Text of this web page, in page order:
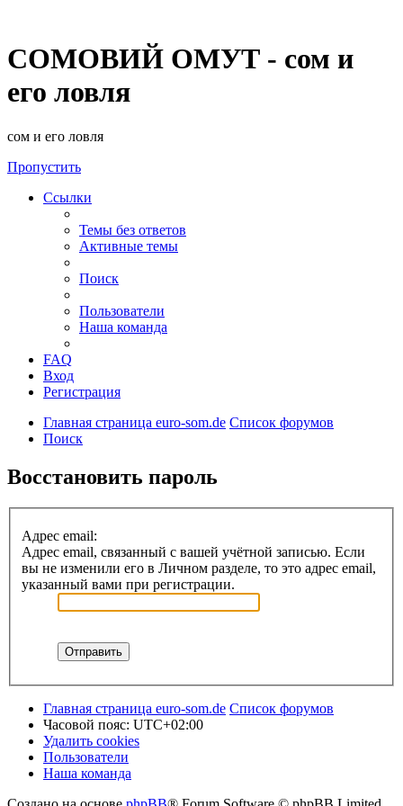
СОМОВИЙ ОМУТ - сом и
его ловля
сом и его ловля
Пропустить
Ссылки
Темы без ответов
Активные темы
Поиск
Пользователи
Наша команда
FAQ
Вход
Регистрация
Главная страница euro-som.de Список форумов
Поиск
Восстановить пароль
Адрес email:
Адрес email, связанный с вашей учётной записью. Если
вы не изменили его в Личном разделе, то это адрес email,
указанный вами при регистрации.
Главная страница euro-som.de Список форумов
Часовой пояс: UTC+02:00
Удалить cookies
Пользователи
Наша команда